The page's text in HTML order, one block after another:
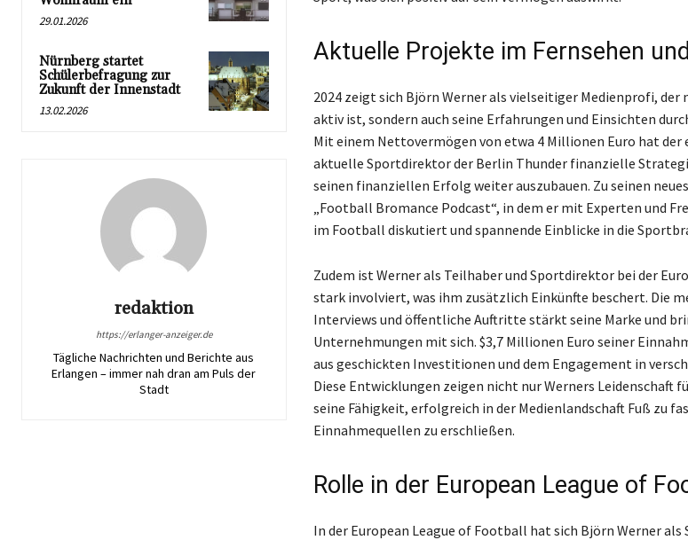
29.01.2026
Nürnberg startet
Schülerbefragung zur
Zukunft der Innenstadt
13.02.2026
redaktion
https://erlanger-anzeiger.de
Tägliche Nachrichten und Berichte aus
Erlangen – immer nah dran am Puls der
Stadt
Aktuelle Projekte im Fernsehen
2024 zeigt sich Björn Werner als vielseitiger Medienprofi,
aktiv ist, sondern auch seine Erfahrungen und Einsichten
Mit einem Nettovermögen von etwa 4 Millionen Euro hat der
aktuelle Sportdirektor der Berlin Thunder finanzielle
seinen finanziellen Erfolg weiter auszubauen. Zu seinen
„Football Bromance Podcast“, in dem er mit Experten und
im Football diskutiert und spannende Einblicke in die
Zudem ist Werner als Teilhaber und Sportdirektor bei der
stark involviert, was ihm zusätzlich Einkünfte beschert. Die
Interviews und öffentliche Auftritte stärkt seine Marke und
Unternehmungen mit sich. $3,7 Millionen Euro seiner
aus geschickten Investitionen und dem Engagement in
Diese Entwicklungen zeigen nicht nur Werners Leidenschaft
seine Fähigkeit, erfolgreich in der Medienlandschaft Fuß zu
Einnahmequellen zu erschließen.
Rolle in der European League of
In der European League of Football hat sich Björn Werner